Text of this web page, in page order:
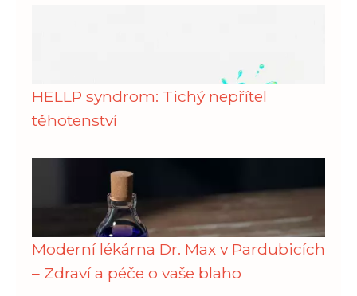
HELLP syndrom: Tichý nepřítel
těhotenství
Moderní lékárna Dr. Max v Pardubicích
– Zdraví a péče o vaše blaho